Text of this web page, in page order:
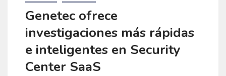
Genetec ofrece
investigaciones más rápidas
e inteligentes en Security
Center SaaS